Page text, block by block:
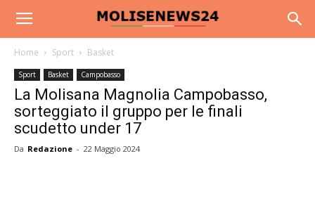
Home Sport Basket
Sport Basket Campobasso
La Molisana Magnolia Campobasso,
sorteggiato il gruppo per le finali
scudetto under 17
Da Redazione - 22 Maggio 2024